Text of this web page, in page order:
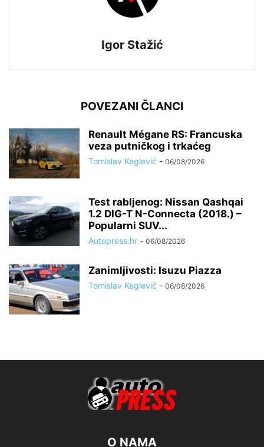
Igor Stažić
POVEZANI ČLANCI
Renault Mégane RS: Francuska
veza putničkog i trkaćeg
Tomislav Keglević - 06/08/2026
Test rabljenog: Nissan Qashqai
1.2 DIG-T N-Connecta (2018.) –
Popularni SUV...
Autopress.hr - 06/08/2026
Zanimljivosti: Isuzu Piazza
Tomislav Keglević - 06/08/2026
O NAMA